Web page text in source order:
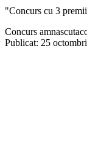
"Concurs cu 3
Concurs
Publicat: 25